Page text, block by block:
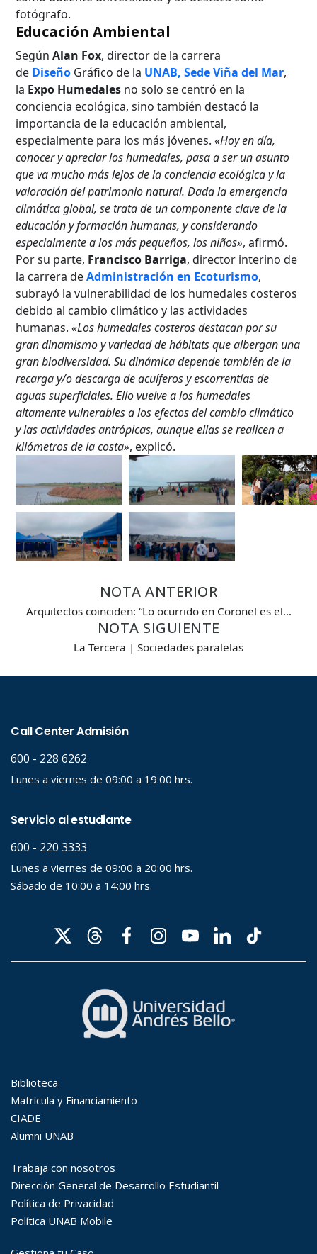
fotógrafo.
Educación Ambiental
SegúnAlan Fox, director de la carrera
de Diseño Gráfico de la UNAB, Sede Viña del Mar,
la Expo Humedales no solo se centró en la
conciencia ecológica, sino también destacó la
importancia de la educación ambiental,
especialmente para los más jóvenes.«Hoy en día,
conocer y apreciar los humedales, pasa a ser un asunto
que va mucho más lejos de la conciencia ecológica y la
valoración del patrimonio natural. Dada la emergencia
climática global, se trata de un componente clave de la
educación y formación humanas, y considerando
especialmente a los más pequeños, los niños», afirmó.
Por su parte, Francisco Barriga, director interino de
la carrera deAdministración en Ecoturismo,
subrayó la vulnerabilidad de los humedales costeros
debido al cambio climático y las actividades
humanas.«Los humedales costeros destacan por su
gran dinamismo y variedad de hábitats que albergan una
gran biodiversidad. Su dinámica depende también de la
recarga y/o descarga de acuíferos y escorrentías de
aguas superficiales. Ello vuelve a los humedales
altamente vulnerables a los efectos del cambio climático
y las actividades antrópicas, aunque ellas se realicen a
kilómetros de la costa», explicó.
NOTA ANTERIOR
Arquitectos coinciden: “Lo ocurrido en Coronel es el…
NOTA SIGUIENTE
La Tercera | Sociedades paralelas
Búsqueda Avanzada
Palabra clave